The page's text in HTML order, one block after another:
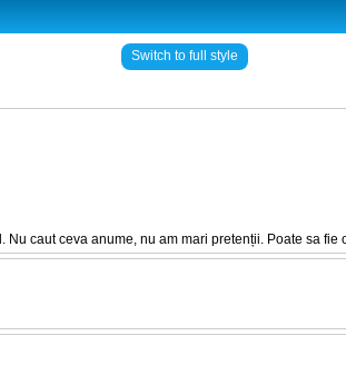
Switch to full style
caut ceva anume, nu am mari pretenții. Poate sa